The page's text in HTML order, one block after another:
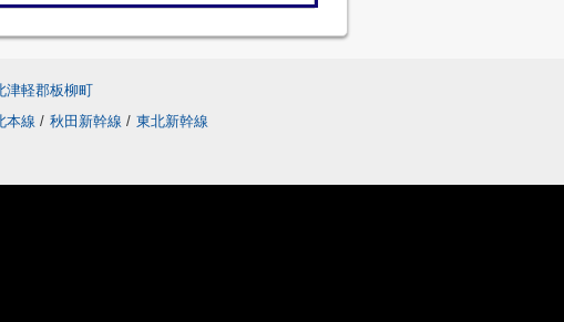
津軽郡板柳町
本線 / 秋田新幹線 / 東北新幹線